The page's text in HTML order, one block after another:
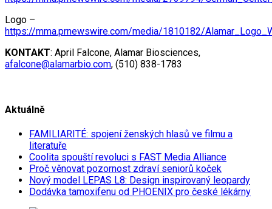
Logo –
https://mma.prnewswire.com/media/1810182/
KONTAKT: April Falcone, Alamar Biosciences,
afalcone@alamarbio.com, (510) 838-1783
Aktuálně
FAMILIARITÉ: spojení ženských hlasů ve filmu a
literatuře
Coolita spouští revoluci s FAST Media Alliance
Proč věnovat pozornost zdraví seniorů koček
Nový model LEPAS L8: Design inspirovaný leopardy
Dodávka tamoxifenu od PHOENIX pro české lékárny